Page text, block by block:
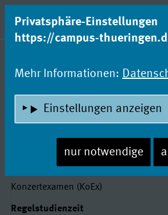
zum Inhalt
Entdecke Dein Studium!
GESANG/
Hochschule für Musik
Basisdaten
Konzertexamen (KoEx)
Regelstudienzeit
Privatsphäre-Einstellungen
https://campus-
Mehr Informationen:
Einstellungen anzeigen
nur notwendige